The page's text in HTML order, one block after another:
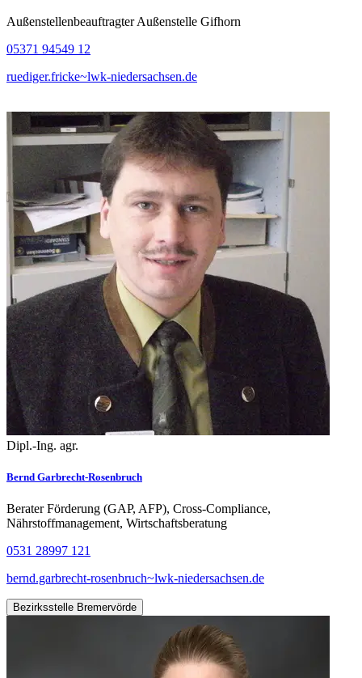
Außenstellenbeauftragter Außenstelle Gifhorn
05371 94549 12
ruediger.fricke~lwk-niedersachsen.de
Dipl.-Ing. agr.
Bernd Garbrecht-Rosenbruch
Berater Förderung (GAP, AFP), Cross-Compliance,
Nährstoffmanagement, Wirtschaftsberatung
0531 28997 121
bernd.garbrecht-rosenbruch~lwk-niedersachsen.de
Bezirksstelle Bremervörde